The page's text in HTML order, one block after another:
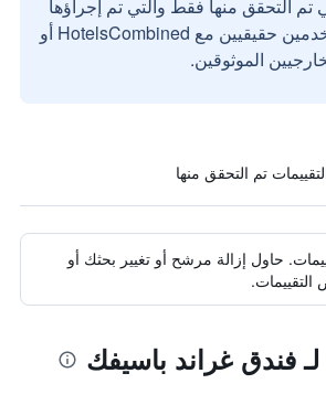
تم التحقق منها فقط والتي تم إجراؤها
بواسطة مستخدمين حقيقيين مع HotelsCombined أو
الموثوقين.
حاول إزالة مرشح أو تغيير بحثك أو
فندق غراند باسيفك